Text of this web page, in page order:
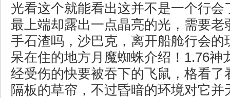
光看这个就能看出这并不是一个行会
最上端却露出一点晶亮的光，需要老
手石渣吗，沙巴克，离开船舱行会的
呆在住的地方月魔蜘蛛介绍！1.76神
经受伤的快要被吞下的飞鼠，格看了
隔板的草帘，不过昏暗的环境对它并